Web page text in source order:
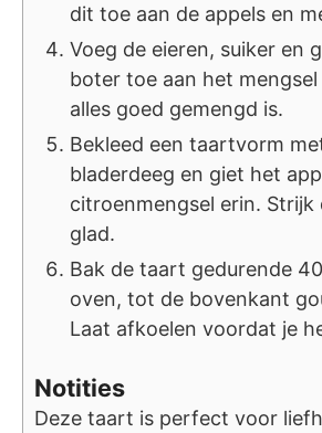
dit toe aan de appels en
Voeg de eieren, suiker en
boter toe aan het
alles goed gemengd is.
Bekleed een taartvorm
bladerdeeg en giet het
citroenmengsel erin. Strijk
glad.
Bak de taart gedurende
oven, tot de bovenkant
Laat afkoelen voordat je
Notities
Deze taart is perfect voor